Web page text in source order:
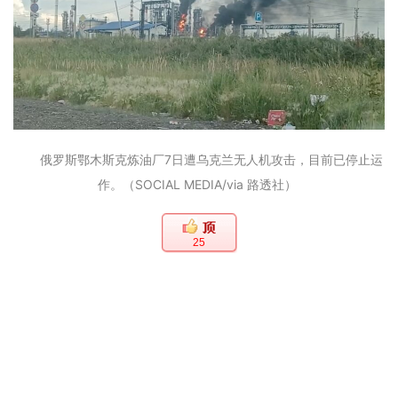
俄罗斯鄂木斯克炼油厂7日遭乌克兰无人机攻击，目前已停止运
作。（SOCIAL MEDIA/via 路透社）
25